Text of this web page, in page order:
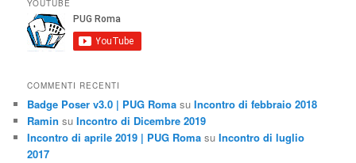
YOUTUBE
COMMENTI RECENTI
Badge Poser v3.0 | PUG Roma suIncontro di febbraio 2018
Ramin suIncontro di Dicembre 2019
Incontro di aprile 2019 | PUG Roma suIncontro di luglio
2017